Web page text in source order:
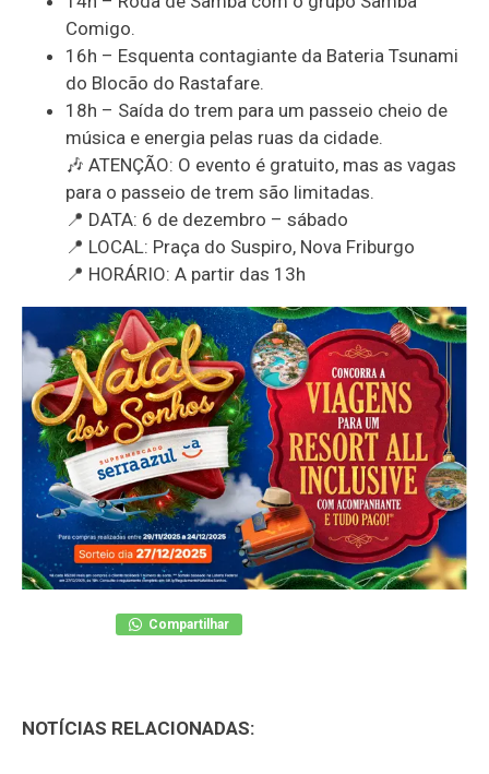
Comigo.
16h – Esquenta contagiante da Bateria Tsunami
do Blocão do Rastafare.
18h – Saída do trem para um passeio cheio de
música e energia pelas ruas da cidade.
🎶 ATENÇÃO: O evento é gratuito, mas as vagas
para o passeio de trem são limitadas.
📍 DATA: 6 de dezembro – sábado
📍 LOCAL: Praça do Suspiro, Nova Friburgo
📍 HORÁRIO: A partir das 13h
Compartilhar
NOTÍCIAS RELACIONADAS: